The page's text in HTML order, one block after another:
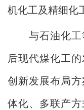
机化工及精细化
与石油化工
后现代煤化工
创新发展布局
体化、多联产